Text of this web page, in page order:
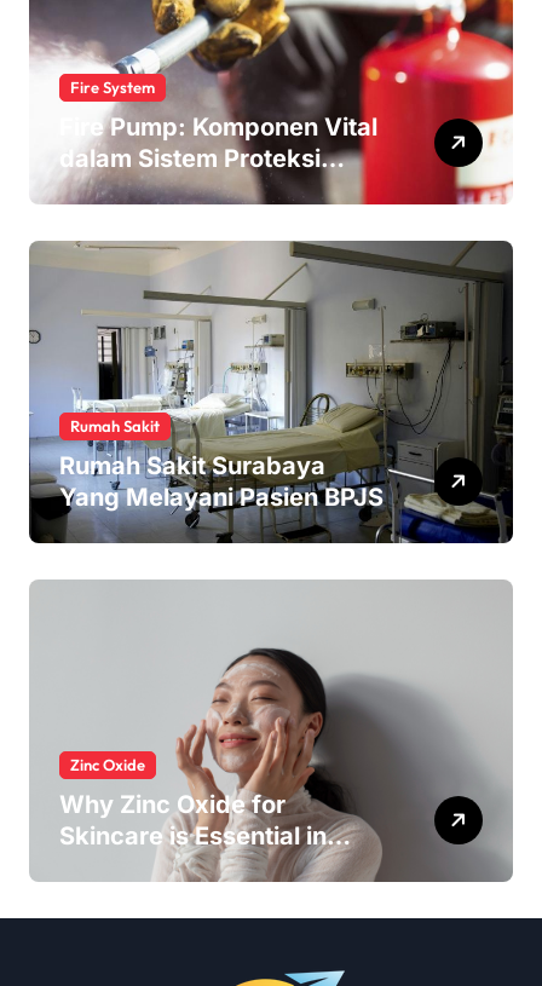
Fire System
Fire Pump: Komponen Vital
dalam Sistem Proteksi
Kebakaran
Rumah Sakit
Rumah Sakit Surabaya
Yang Melayani Pasien BPJS
Zinc Oxide
Why Zinc Oxide for
Skincare is Essential in
Every Products